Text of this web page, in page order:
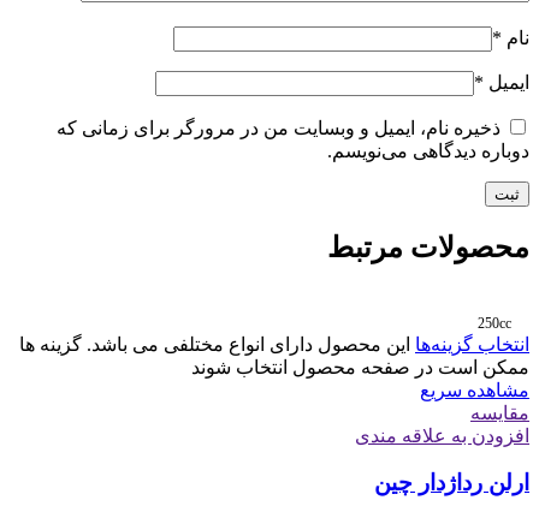
نام *
ایمیل *
ذخیره نام، ایمیل و وبسایت من در مرورگر برای زمانی که
دوباره دیدگاهی می‌نویسم.
محصولات مرتبط
250cc
انتخاب گزینه‌ها این محصول دارای انواع مختلفی می باشد. گزینه ها
ممکن است در صفحه محصول انتخاب شوند
مشاهده سریع
مقایسه
افزودن به علاقه مندی
ارلن رداژدار چین